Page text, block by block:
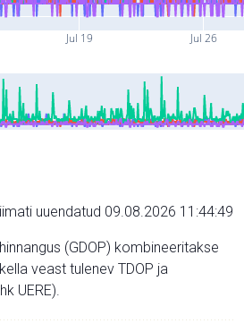
Jul 19 Jul 26
uuendatud 09.08.2026 11:44:49
(GDOP) kombineeritakse
veast tulenev TDOP ja
UERE).